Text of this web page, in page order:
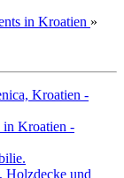
in Kroatien »